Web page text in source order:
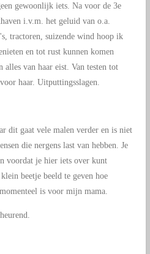
gewoonlijk iets. Na voor de 3e
i.v.m. het geluid van o.a.
tractoren, suizende wind hoop ik
en tot rust kunnen komen
alles van haar eist. Van testen tot
haar. Uitputtingsslagen.
dit gaat vele malen verder en is niet
die nergens last van hebben. Je
voordat je hier iets over kunt
beetje beeld te geven hoe
is voor mijn mama.